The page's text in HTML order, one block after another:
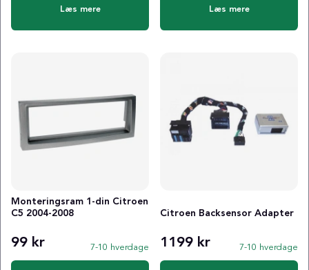
Læs mere Læs mere
Monteringsram 1-din Citroen
C5 2004-2008
99 kr 7-10 hverdage
Citroen Backsensor Adapter
1199 kr 7-10 hverdage